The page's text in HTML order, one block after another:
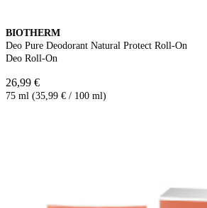
BIOTHERM
Deo Pure Deodorant Natural Protect Roll-On
Deo Roll-On
26,99 €
75 ml (35,99 € / 100 ml)